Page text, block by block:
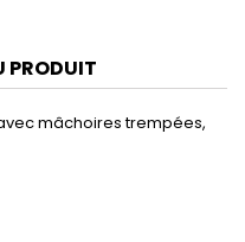
PRODUIT
mâchoires trempées,